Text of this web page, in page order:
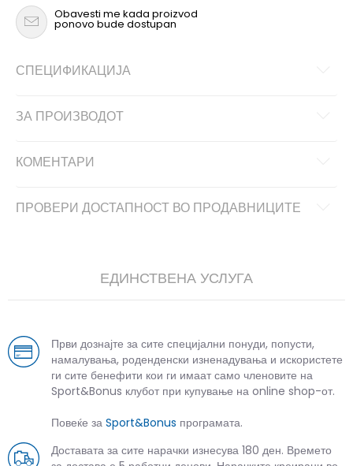
Obavesti me kada proizvod
ponovo bude dostupan
СПЕЦИФИКАЦИЈА
ЗА ПРОИЗВОДОТ
КОМЕНТАРИ
ПРОВЕРИ ДОСТАПНОСТ ВО ПРОДАВНИЦИТЕ
ЕДИНСТВЕНА УСЛУГА
Први дознајте за сите специјални понуди, попусти,
намалувања, роденденски изненадувања и искористете
ги сите бенефити кои ги имаат само членовите на
Sport&Bonus клубот при купување на online shop-от.
Повеќе за Sport&Bonus програмата.
Доставата за сите нарачки изнесува 180 ден. Времето